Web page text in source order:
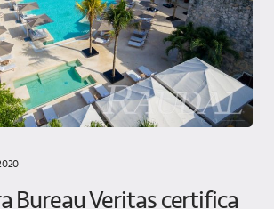
Bureau Veritas certifica